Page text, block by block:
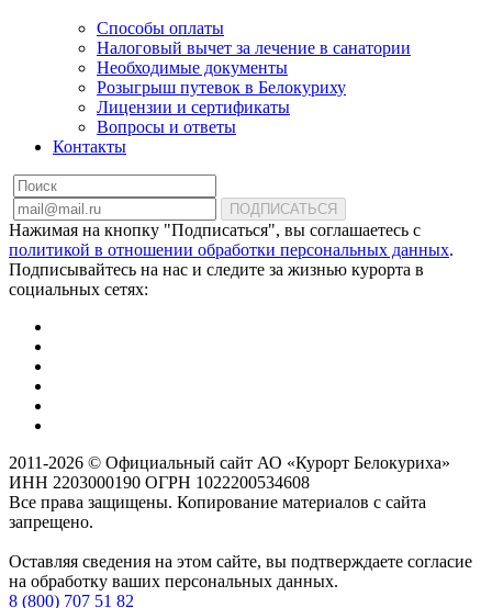
Способы оплаты
Налоговый вычет за лечение в санатории
Необходимые документы
Розыгрыш путевок в Белокуриху
Лицензии и сертификаты
Вопросы и ответы
Контакты
ПОДПИСАТЬСЯ
Нажимая на кнопку "Подписаться", вы соглашаетесь с
политикой в отношении обработки персональных данных.
Подписывайтесь на нас и следите за жизнью курорта в
социальных сетях:
2011-2026 © Официальный сайт АО «Курорт Белокуриха»
ИНН 2203000190 ОГРН 1022200534608
Все права защищены. Копирование материалов с сайта
запрещено.
Оставляя сведения на этом сайте, вы подтверждаете согласие
на обработку ваших персональных данных.
8 (800) 707 51 82